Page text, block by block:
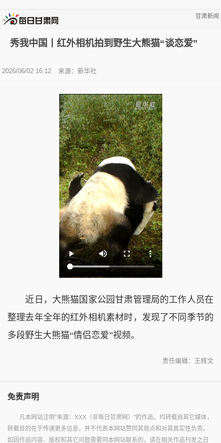
甘肃新闻
秀我中国丨红外相机拍到野生大熊猫“谈恋爱”
2026/06/02 16:12 来源：新华社
近日，大熊猫国家公园甘肃管理局的工作人员在
整理去年全年的红外相机素材时，发现了不同季节的
多段野生大熊猫“情侣恋爱”视频。
责任编辑：王辉文
免责声明
凡本网站注明"来源：XXX（非每日甘肃网）"的作品，均转载自其它媒体，
转载目的在于传递更多信息，并不代表本网站赞同其观点和对其真实性负责。
如因作品内容、版权和其它问题需要同本网站联系的，请在相关作品刊发之日